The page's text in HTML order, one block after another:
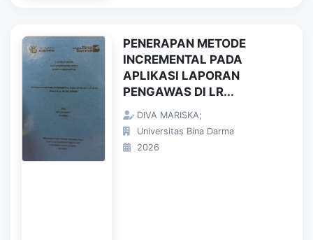
PENERAPAN METODE
INCREMENTAL PADA
APLIKASI LAPORAN
PENGAWAS DI LR...
DIVA MARISKA;
Universitas Bina Darma
2026